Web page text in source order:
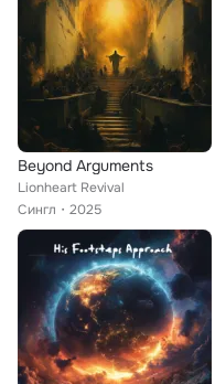
Beyond Arguments
Lionheart Revival
Сингл
2025